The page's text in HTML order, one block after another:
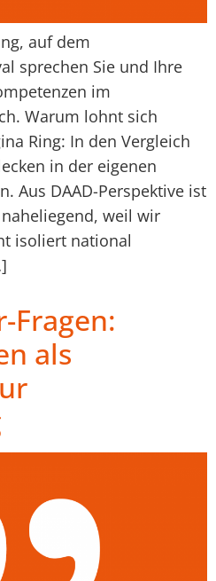
auf dem
sprechen Sie und Ihre
im
Warum lohnt sich
Ring: In den Vergleich
in der eigenen
Aus DAAD-Perspektive ist
weil wir
isoliert national
Fragen:
als